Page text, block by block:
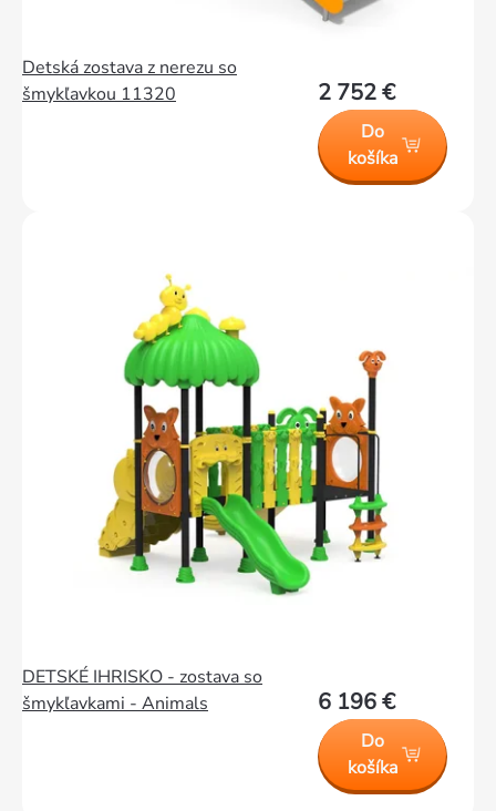
Detská zostava z nerezu so
šmykľavkou 11320
2 752 €
Do
košíka
DETSKÉ IHRISKO - zostava so
šmykľavkami - Animals
6 196 €
Do
košíka